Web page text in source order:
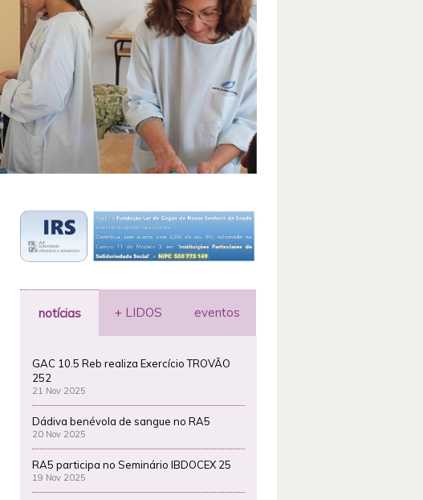
notícias + LIDOS eventos
GAC 10.5 Reb realiza Exercício TROVÃO
252
21 Nov 2025
Dádiva benévola de sangue no RA5
20 Nov 2025
RA5 participa no Seminário IBDOCEX 25
19 Nov 2025